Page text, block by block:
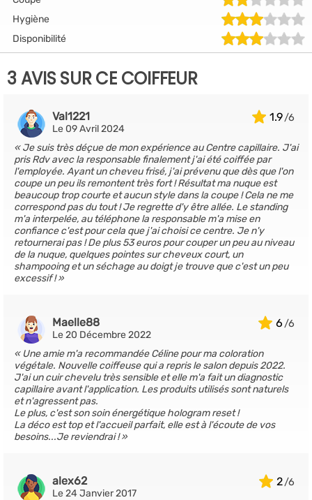
Hygiène
Disponibilité
3 AVIS SUR CE COIFFEUR
1.9
Val1221
Le 09 Avril 2024
Je suis très déçue de mon expérience au Centre capillaire. J'ai
pris Rdv avec la responsable finalement j'ai été coiffée par
l'employée. Ayant un cheveu frisé, j'ai prévenu que dès que l'on
coupe un peu ils remontent très fort ! Résultat ma nuque est
beaucoup trop courte et aucun style dans la coupe ! Cela ne me
correspond pas du tout ! Je regrette d'y être allée. Le standing
m'a interpelée, au téléphone la responsable m'a mise en
confiance c'est pour cela que j'ai choisi ce centre. Je n'y
retournerai pas ! De plus 53 euros pour couper un peu au niveau
de la nuque, quelques pointes sur cheveux court, un
shampooing et un séchage au doigt je trouve que c'est un peu
excessif !
6
Maelle88
Le 20 Décembre 2022
Une amie m'a recommandée Céline pour ma coloration
végétale. Nouvelle coiffeuse qui a repris le salon depuis 2022.
J'ai un cuir chevelu très sensible et elle m'a fait un diagnostic
capillaire avant l'application. Les produits utilisés sont naturels
et n'agressent pas.
Le plus, c'est son soin énergétique hologram reset !
La déco est top et l'accueil parfait, elle est à l'écoute de vos
besoins...Je reviendrai !
2
alex62
Le 24 Janvier 2017